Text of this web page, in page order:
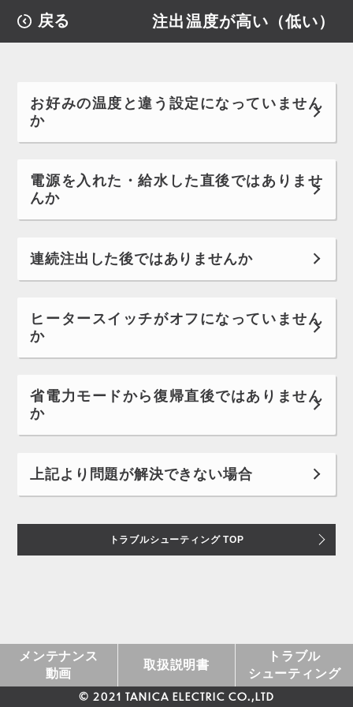
注出温度が高い（低い）
戻る
お好みの温度と違う設定になっていません
か
電源を入れた・給水した直後ではありませ
んか
連続注出した後ではありませんか
ヒータースイッチがオフになっていません
か
省電力モードから復帰直後ではありません
か
上記より問題が解決できない場合
トラブルシューティング TOP
メンテナンス
動画
取扱説明書
トラブル
シューティング
© 2021 TANICA ELECTRIC CO.,LTD